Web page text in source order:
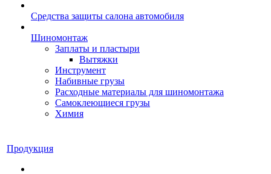
Средства защиты салона автомобиля
Шиномонтаж
Заплаты и пластыри
Вытяжки
Инструмент
Набивные грузы
Расходные материалы для шиномонтажа
Самоклеющиеся грузы
Химия
Продукция